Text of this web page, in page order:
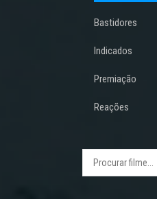
Bastidores
Indicados
Premiação
Reações